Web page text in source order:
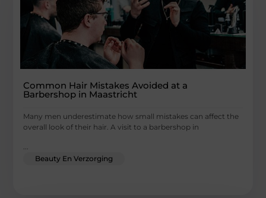
Common Hair Mistakes Avoided at a
Barbershop in Maastricht
Many men underestimate how small mistakes can affect the
overall look of their hair. A visit to a barbershop in
Beauty En Verzorging